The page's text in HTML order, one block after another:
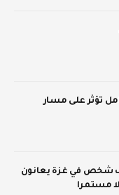
تؤثر على مسار
الفلسطيني: 42 ألف شخص في غزة يعانون
مستمرا